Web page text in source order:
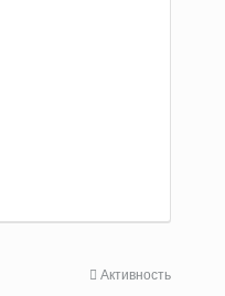
Активность